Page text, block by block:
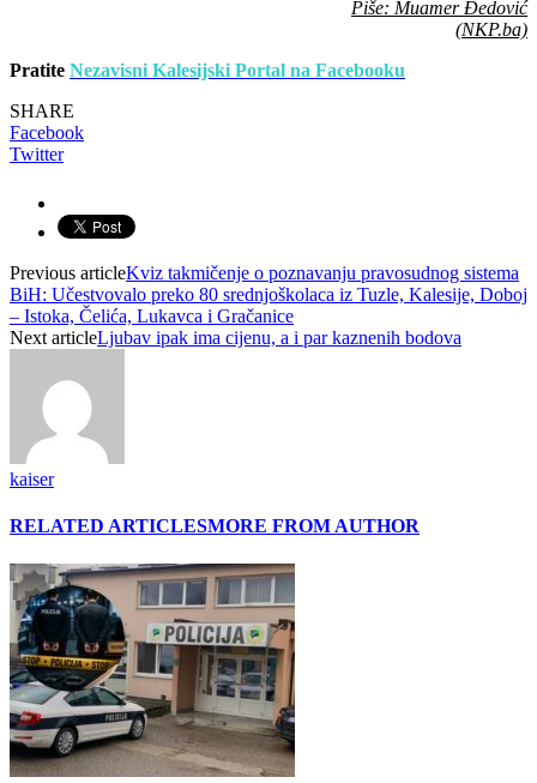
Piše: Muamer Đedović
(NKP.ba)
Pratite Nezavisni Kalesijski Portal na Facebooku
SHARE
Facebook
Twitter
Previous articleKviz takmičenje o poznavanju pravosudnog sistema
BiH: Učestvovalo preko 80 srednjoškolaca iz Tuzle, Kalesije, Doboj
– Istoka, Čelića, Lukavca i Gračanice
Next articleLjubav ipak ima cijenu, a i par kaznenih bodova
kaiser
RELATED ARTICLESMORE FROM AUTHOR